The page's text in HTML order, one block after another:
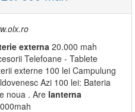
externa 20.000 mah
Telefoane - Tablete
externe 100 lei Campulung
Azi 100 lei: Bateria
noua . Are lanterna